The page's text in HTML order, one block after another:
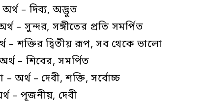
অর্থ – দিব্য, অদ্ভুত
– সুন্দর, সঙ্গীতের প্রতি সমর্পিত
– শক্তির দ্বিতীয় রূপ, সব থেকে ভালো
– শিবের, সমর্পিত
– অর্থ – দেবী, শক্তি, সর্বোচ্চ
– পূজনীয়, দেবী